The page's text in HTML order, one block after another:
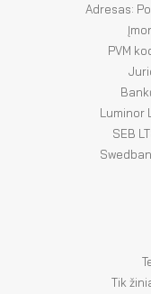
ES
Adresas:
PVM
Luminor
SEB
Tik